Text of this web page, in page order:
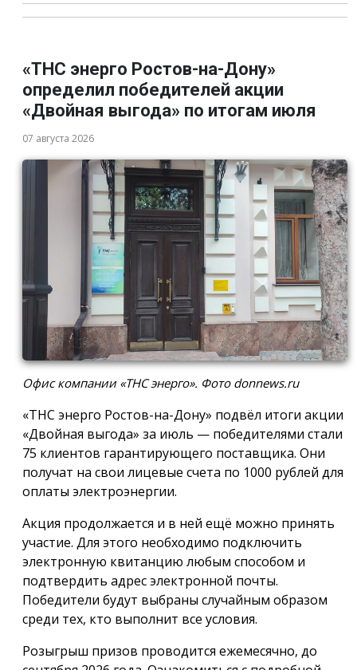
«ТНС энерго Ростов-на-Дону»
определил победителей акции
«Двойная выгода» по итогам июля
07 августа 2026
Офис компании «ТНС энерго». Фото donnews.ru
«ТНС энерго Ростов-на-Дону» подвёл итоги акции
«Двойная выгода» за июль — победителями стали
75 клиентов гарантирующего поставщика. Они
получат на свои лицевые счета по 1000 рублей для
оплаты электроэнергии.
Акция продолжается и в ней ещё можно принять
участие. Для этого необходимо подключить
электронную квитанцию любым способом и
подтвердить адрес электронной почты.
Победители будут выбраны случайным образом
среди тех, кто выполнит все условия.
Розыгрыш призов проводится ежемесячно, до